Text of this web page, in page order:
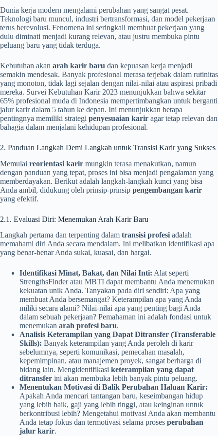
Dunia kerja modern mengalami perubahan yang sangat pesat.
Teknologi baru muncul, industri bertransformasi, dan model pekerjaan
terus berevolusi. Fenomena ini seringkali membuat pekerjaan yang
dulu diminati menjadi kurang relevan, atau justru membuka pintu
peluang baru yang tidak terduga.
Kebutuhan akan arah karir baru dan kepuasan kerja menjadi
semakin mendesak. Banyak profesional merasa terjebak dalam rutinitas
yang monoton, tidak lagi sejalan dengan nilai-nilai atau aspirasi pribadi
mereka. Survei Kebutuhan Karir 2023 menunjukkan bahwa sekitar
65% profesional muda di Indonesia mempertimbangkan untuk berganti
jalur karir dalam 5 tahun ke depan. Ini menunjukkan betapa
pentingnya memiliki strategi penyesuaian karir agar tetap relevan dan
bahagia dalam menjalani kehidupan profesional.
2. Panduan Langkah Demi Langkah untuk Transisi Karir yang Sukses
Memulai reorientasi karir mungkin terasa menakutkan, namun
dengan panduan yang tepat, proses ini bisa menjadi pengalaman yang
memberdayakan. Berikut adalah langkah-langkah kunci yang bisa
Anda ambil, didukung oleh prinsip-prinsip pengembangan karir
yang efektif.
2.1. Evaluasi Diri: Menemukan Arah Karir Baru
Langkah pertama dan terpenting dalam transisi profesi adalah
memahami diri Anda secara mendalam. Ini melibatkan identifikasi apa
yang benar-benar Anda sukai, kuasai, dan hargai.
Identifikasi Minat, Bakat, dan Nilai Inti: Alat seperti
StrengthsFinder atau MBTI dapat membantu Anda menemukan
kekuatan unik Anda. Tanyakan pada diri sendiri: Apa yang
membuat Anda bersemangat? Keterampilan apa yang Anda
miliki secara alami? Nilai-nilai apa yang penting bagi Anda
dalam sebuah pekerjaan? Pemahaman ini adalah fondasi untuk
menemukan arah profesi baru.
Analisis Keterampilan yang Dapat Ditransfer (Transferable
Skills): Banyak keterampilan yang Anda peroleh di karir
sebelumnya, seperti komunikasi, pemecahan masalah,
kepemimpinan, atau manajemen proyek, sangat berharga di
bidang lain. Mengidentifikasi keterampilan yang dapat
ditransfer ini akan membuka lebih banyak pintu peluang.
Menentukan Motivasi di Balik Perubahan Haluan Karir:
Apakah Anda mencari tantangan baru, keseimbangan hidup
yang lebih baik, gaji yang lebih tinggi, atau keinginan untuk
berkontribusi lebih? Mengetahui motivasi Anda akan membantu
Anda tetap fokus dan termotivasi selama proses perubahan
jalur karir.